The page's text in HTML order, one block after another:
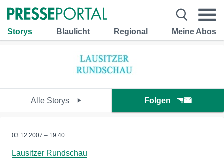
Storys Blaulicht Regional Meine Abos
Alle Storys Folgen
03.12.2007 – 19:40
Lausitzer Rundschau